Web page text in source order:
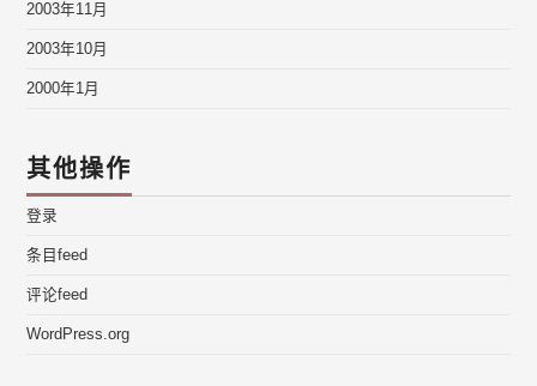
2003年11月
2003年10月
2000年1月
其他操作
登录
条目feed
评论feed
WordPress.org